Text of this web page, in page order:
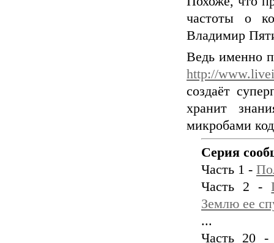
частоты о
Владимир
Ведь именно
http://
создаёт
хранит
микробами
Серия
Часть 1 -
Часть 2 -
Землю ее
...
Часть 20